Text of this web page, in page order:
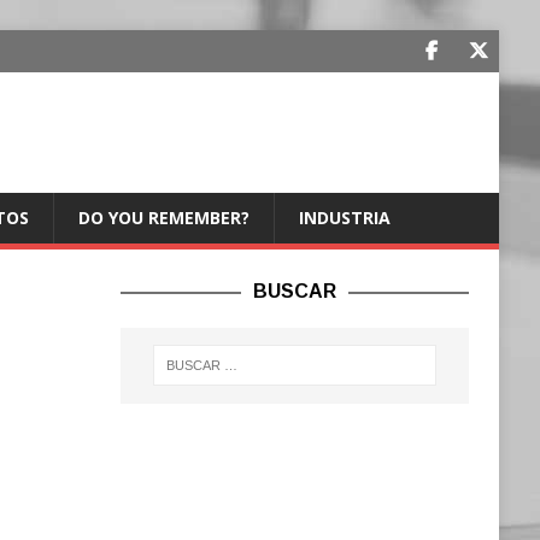
DO YOU REMEMBER? INDUSTRIA
BUSCAR